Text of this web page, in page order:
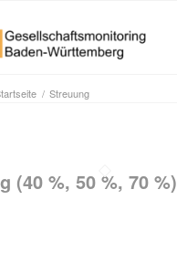
/ Streuung
(40 %, 50 %, 70 %)